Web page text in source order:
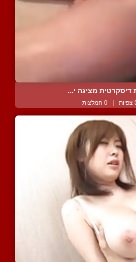
דיסקרטית מציגה י...
| 0 המלצות